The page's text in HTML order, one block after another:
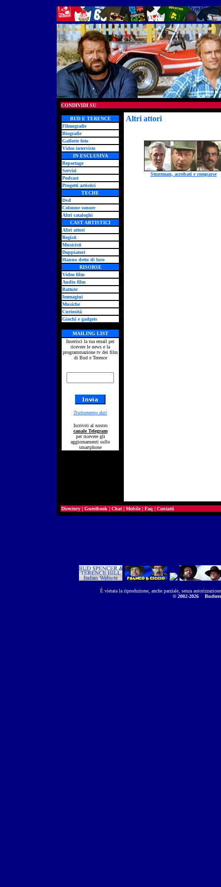
CONDIVIDI SU
BUD E TERENCE
Filmografie
Biografie
Gallerie foto
Video interviste
IN ESCLUSIVA
Reportage
Servizi
Podcast
Progetti artistici
TECHE
Dvd
Colonne sonore
Altri cataloghi
CAST ARTISTICI
Altri attori
Registi
Musicisti
Doppiatori
Hanno detto di loro
RISORSE
Video film
Audio film
Battute
Immagini
Musiche
Curiosità
Giochi e gadgets
MAILING LIST
Inserisci la tua email per
ricevere le news e la
programmazione tv dei film
di Bud e Terence
Trattamento dati
Iscriviti al nostro
canale Telegram
per ricevere gli
aggiornamenti sullo
smartphone
Altri attori
Stuntman, acrobati e comparse
Directory | Guestbook | Chat | Mobile| Faq | Contatti
È vietata la riproduzione, anche parziale, senza
© 2002-2026